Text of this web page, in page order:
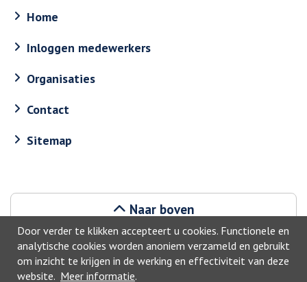
Door verder te klikken accepteert u cookies. Functionele en
analytische cookies worden anoniem verzameld en gebruikt
om inzicht te krijgen in de werking en effectiviteit van deze
website. Meer informatie.
Home
Inloggen medewerkers
Organisaties
Contact
Sitemap
Naar boven